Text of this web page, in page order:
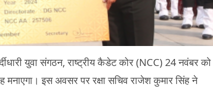
युवा संगठन, राष्ट्रीय कैडेट कोर (NCC) 24 नवंबर को
मनाएगा। इस अवसर पर रक्षा सचिव राजेश कुमार सिंह ने